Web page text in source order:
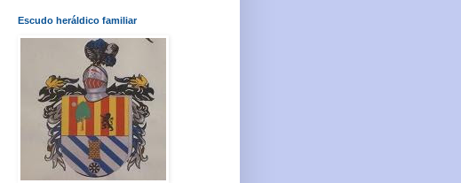
Escudo heráldico familiar